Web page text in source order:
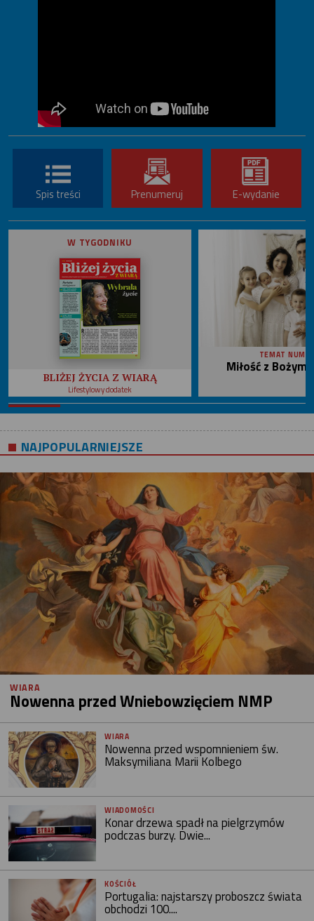
Spis treści Prenumeruj E-wydanie
W TYGODNIKU
BLIŻEJ ŻYCIA Z WIARĄ
Lifestylowy dodatek
TEMAT
Miłość z
NAJPOPULARNIEJSZE
WIARA
Nowenna przed Wniebowzięciem NMP
WIARA
Nowenna przed wspomnieniem św.
Maksymiliana Marii Kolbego
WIADOMOŚCI
Konar drzewa spadł na pielgrzymów
podczas burzy. Dwie...
KOŚCIÓŁ
Portugalia: najstarszy proboszcz świata
obchodzi 100....